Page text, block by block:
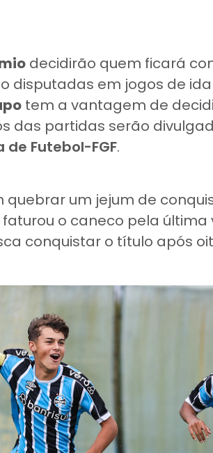
decidirão quem ficará
disputadas em jogos de
tem a vantagem de
das partidas serão
de Futebol-FGF.
quebrar um jejum de
faturou o caneco pela última
conquistar o título após